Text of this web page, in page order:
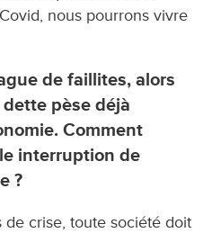
nous pourrons vivre
de faillites, alors
pèse déjà
Comment
interruption de
?
de crise, toute société doit